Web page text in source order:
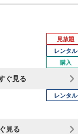
見放題
レンタル
購入
ぐ見る
レンタル
見る